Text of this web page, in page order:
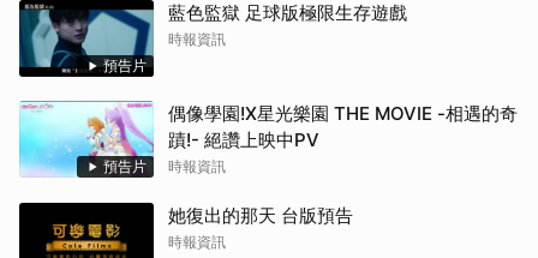
預告片
藍色監獄 足球版極限生存遊戲
時報資訊
預告片
偶像學園!X星光樂園 THE MOVIE -相遇的奇
蹟!- 絕讚上映中PV
時報資訊
她復出的那天 台版預告
時報資訊